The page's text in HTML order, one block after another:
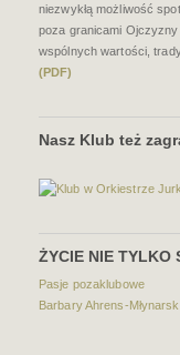
niezwykłą możliwość
poza granicami Ojczyzny
wspólnych wartości,
(PDF)
Nasz Klub też
ŻYCIE NIE TYLKO
Pasje pozaklubowe
Barbary Ahrens-